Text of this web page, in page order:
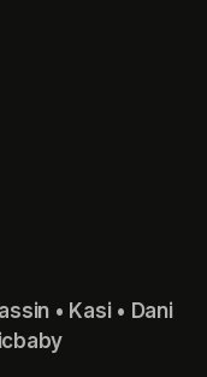
• Kasi • Dani